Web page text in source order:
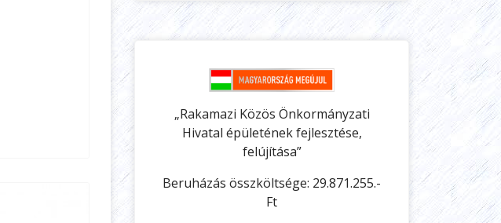
„Rakamazi Közös Önkormányzati
Hivatal épületének fejlesztése,
felújítása”
Beruházás összköltsége: 29.871.255.-
Ft